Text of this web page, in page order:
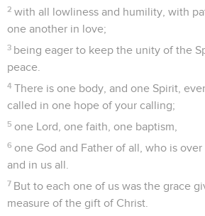
2 with all lowliness and humility, with
one another in love;
3 being eager to keep the unity of the
peace.
4 There is one body, and one Spirit,
called in one hope of your calling;
5 one Lord, one faith, one baptism,
6 one God and Father of all, who is over
and in us all.
7 But to each one of us was the grace
measure of the gift of Christ.